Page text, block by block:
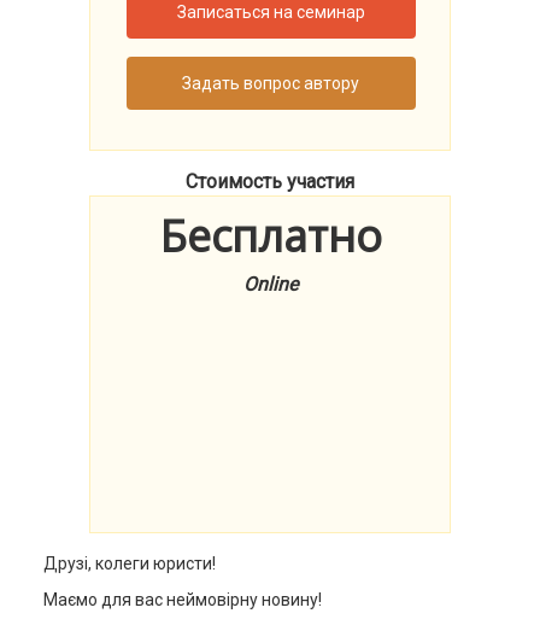
Записаться на семинар
Задать вопрос автору
Стоимость участия
Бесплатно
Online
Друзі, колеги юристи!
Маємо для вас неймовірну новину!